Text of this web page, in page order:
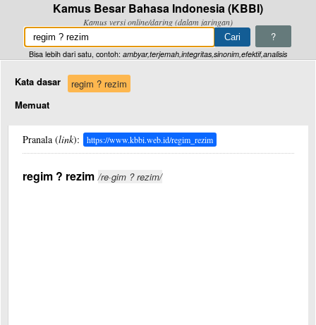
Kamus Besar Bahasa Indonesia (KBBI)
Kamus versi online/daring (dalam jaringan)
?
Bisa lebih dari satu, contoh: ambyar,terjemah,integritas,sinonim,efektif,analisis
Kata dasar
regim ? rezim
Memuat
Pranala (link): https://www.kbbi.web.id/regim_rezim
regim ? rezim /re·gim ? rezim/